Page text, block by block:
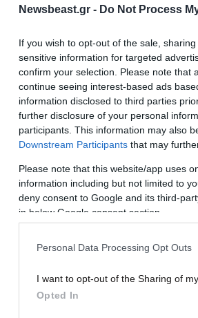
Newsbeast.gr - Do Not Process
If you wish to opt-out of the sale,
sensitive information for targeted
confirm your selection. Please note that
continue seeing interest-based ads
information disclosed to third parties
further disclosure of your personal
participants. This information may also
Downstream Participants that may
Please note that this website/app uses
information including but not limited to
deny consent to Google and its third-
in below Google consent section.
Personal Data Processing Opt Outs
I want to opt-out of the Sharing of
Opted In
Zen 2 APU
Ryzen Z1 Extreme
,
διάρκειας μπαταρίας.
το MSI Claw A1M, δεν είχαν